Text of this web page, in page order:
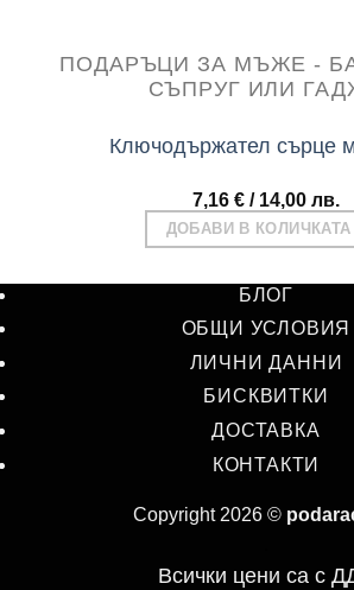
ПОДАРЪЦИ ЗА МЪЖЕ -
СЪПРУГ ИЛИ
Ключодържател сърце
7,16 € / 14,00 лв.
ДОБАВИ В КОЛИЧКАТА
БЛОГ
ОБЩИ УСЛОВИЯ
ЛИЧНИ ДАННИ
БИСКВИТКИ
ДОСТАВКА
КОНТАКТИ
Copyright 2026 ©
Всички цени са с